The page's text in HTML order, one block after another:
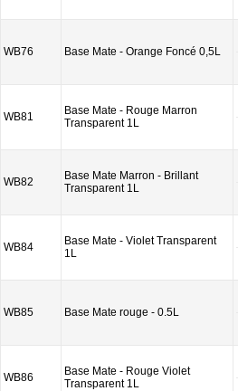
WB76 Base Mate - Orange Foncé 0,5L
WB81
Base Mate - Rouge Marron
Transparent 1L
WB82
Base Mate Marron - Brillant
Transparent 1L
WB84
Base Mate - Violet Transparent
1L
WB85 Base Mate rouge - 0.5L
WB86
Base Mate - Rouge Violet
Transparent 1L